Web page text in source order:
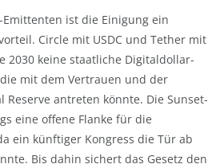
ist die Einigung ein
Circle mit USDC und Tether mit
2030 keine staatliche Digitaldollar-
mit dem Vertrauen und der
Reserve antreten könnte. Die Sunset-
eine offene Flanke für die
ein künftiger Kongress die Tür ab
Bis dahin sichert das Gesetz den